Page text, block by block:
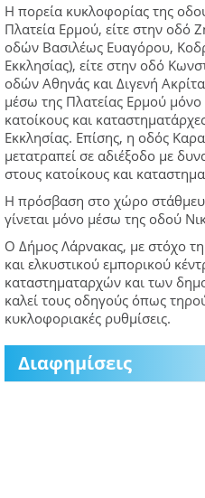
Η πορεία κυκλοφορίας της
Πλατεία Ερμού, είτε στην οδό
οδών Βασιλέως Ευαγόρου,
Εκκλησίας), είτε στην οδό
οδών Αθηνάς και Διγενή
μέσω της Πλατείας Ερμού
κατοίκους και
Εκκλησίας. Επίσης, η οδός
μετατραπεί σε αδιέξοδο με
στους κατοίκους και
Η πρόσβαση στο χώρο
γίνεται μόνο μέσω της οδού
Ο Δήμος Λάρνακας, με στόχο
και ελκυστικού εμπορικού
καταστηματαρχών και των
καλεί τους οδηγούς όπως
κυκλοφοριακές ρυθμίσεις.
Διαφημίσεις